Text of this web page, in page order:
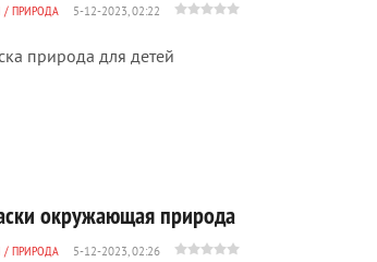
/ ПРИРОДА 5-12-2023, 02:22
природа для детей
окружающая природа
/ ПРИРОДА 5-12-2023, 02:26